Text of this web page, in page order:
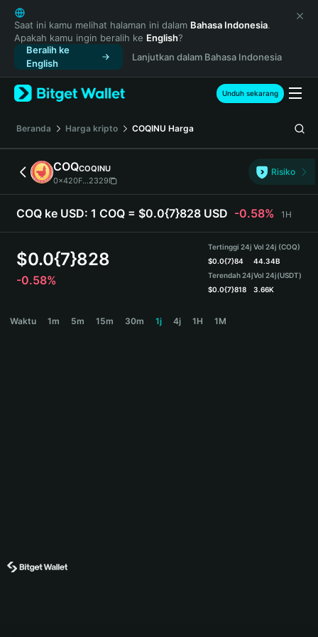
English
日本語
Tiếng Việt
Русский
Español (Latinoamérica)
Türkçe
Français
Deutsch
简体中文
繁體中文
Português (Portugal)
Bahasa Indonesia
ภาษาไทย
Español
Español (Argentina)
Saat ini kamu melihat halaman ini dalam Bahasa Indonesia.
Apakah kamu ingin beralih ke English?
Beralih ke
English
Lanjutkan dalam Bahasa Indonesia
Unduh sekarang
Beranda Harga kripto COQINU Harga
COQCOQINU
0x420F...2329
Risiko
COQ ke USD: 1 COQ = $0.0{7}828 USD -0.58% 1H
$0.0{7}828
-0.58%
Tertinggi 24j
$0.0{7}84
Terendah 24j
$0.0{7}818
Vol 24j (COQ)
44.34B
Vol 24j(USDT)
3.66K
Waktu 1m 5m 15m 30m 1j 4j 1H 1M